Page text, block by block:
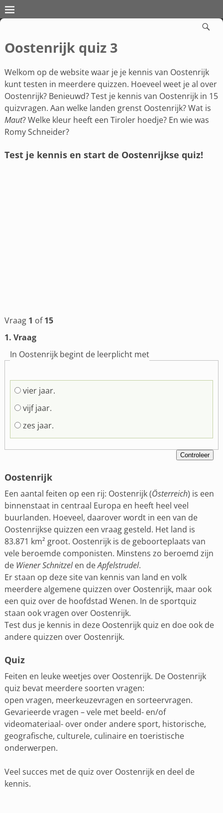
Oostenrijk quiz 3
Welkom op de website waar je je kennis van Oostenrijk
kunt testen in meerdere quizzen. Hoeveel weet je al over
Oostenrijk? Benieuwd? Test je kennis van Oostenrijk in 15
quizvragen. Aan welke landen grenst Oostenrijk? Wat is
Maut? Welke kleur heeft een Tiroler hoedje? En wie was
Romy Schneider?
Test je kennis en start de Oostenrijkse quiz!
Vraag 1 of15
1. Vraag
In Oostenrijk begint de leerplicht met
vier jaar.
vijf jaar.
zes jaar.
Oostenrijk
Een aantal feiten op een rij: Oostenrijk (Österreich) is een
binnenstaat in centraal Europa en heeft heel veel
buurlanden. Hoeveel, daarover wordt in een van de
Oostenrijkse quizzen een vraag gesteld. Het land is
83.871 km² groot. Oostenrijk is de geboorteplaats van
vele beroemde componisten. Minstens zo beroemd zijn
de Wiener Schnitzelen deApfelstrudel.
Er staan op deze site van kennis van land en volk
meerdere algemene quizzen over Oostenrijk, maar ook
een quiz over de hoofdstad Wenen. In de sportquiz
staan ook vragen over Oostenrijk.
Test dus je kennis in deze Oostenrijk quiz en doe ook de
andere quizzen over Oostenrijk.
Quiz
Feiten en leuke weetjes over Oostenrijk. De Oostenrijk
quiz bevat meerdere soorten vragen:
open vragen, meerkeuzevragen en sorteervragen.
Gevarieerde vragen – vele met beeld- en/of
videomateriaal- over onder andere sport, historische,
geografische, culturele, culinaire en toeristische
onderwerpen.
Veel succes met de quiz over Oostenrijk en deel de
kennis.